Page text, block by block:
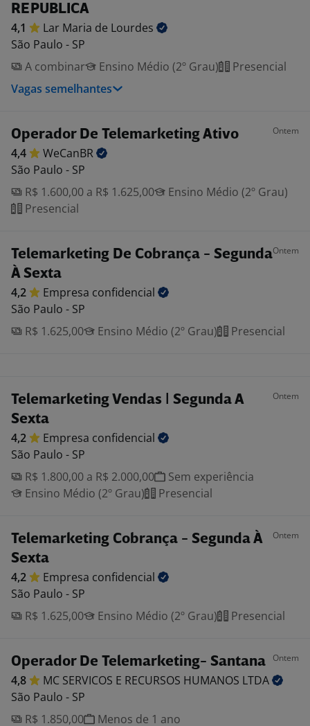
REPUBLICA
4,1 Lar Maria de Lourdes
São Paulo - SP
A combinar
Ensino Médio (2º Grau)
Presencial
Vagas semelhantes
Operador De Telemarketing Ativo Ontem
4,4
WeCanBR
São Paulo - SP
R$ 1.600,00 a R$ 1.625,00
Ensino Médio (2º Grau)
Presencial
Telemarketing De Cobrança - Segunda
À Sexta
Ontem
4,2 Empresa confidencial
São Paulo - SP
R$ 1.625,00
Ensino Médio (2º Grau) Presencial
Telemarketing Vendas | Segunda A
Sexta
Ontem
4,2 Empresa confidencial
São Paulo - SP
R$ 1.800,00 a R$ 2.000,00
Sem experiência
Ensino Médio (2º Grau)
Presencial
Telemarketing Cobrança - Segunda À
Sexta
Ontem
4,2 Empresa confidencial
São Paulo - SP
R$ 1.625,00
Ensino Médio (2º Grau) Presencial
Operador De Telemarketing- Santana Ontem
4,8 MC SERVICOS E RECURSOS HUMANOS LTDA
São Paulo - SP
R$ 1.850,00
Menos de 1 ano